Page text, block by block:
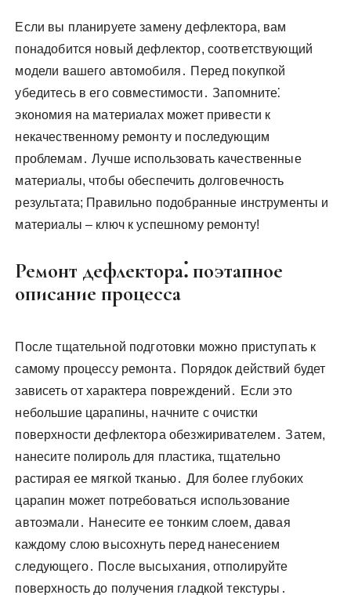
Если вы планируете замену дефлектора, вам
понадобится новый дефлектор, соответствующий
модели вашего автомобиля․ Перед покупкой
убедитесь в его совместимости․ Запомните⁚
экономия на материалах может привести к
некачественному ремонту и последующим
проблемам․ Лучше использовать качественные
материалы, чтобы обеспечить долговечность
результата; Правильно подобранные инструменты и
материалы – ключ к успешному ремонту!
Ремонт дефлектора⁚ поэтапное
описание процесса
После тщательной подготовки можно приступать к
самому процессу ремонта․ Порядок действий будет
зависеть от характера повреждений․ Если это
небольшие царапины, начните с очистки
поверхности дефлектора обезжиривателем․ Затем,
нанесите полироль для пластика, тщательно
растирая ее мягкой тканью․ Для более глубоких
царапин может потребоваться использование
автоэмали․ Нанесите ее тонким слоем, давая
каждому слою высохнуть перед нанесением
следующего․ После высыхания, отполируйте
поверхность до получения гладкой текстуры․